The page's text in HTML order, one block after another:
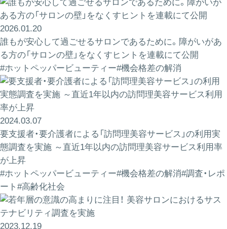
2026.01.20
誰もが安心して過ごせるサロンであるために。障がいがあ
る方の「サロンの壁」をなくすヒントを連載にて公開
#ホットペッパービューティー#機会格差の解消
2024.03.07
要支援者・要介護者による「訪問理美容サービス」の利用実
態調査を実施 ～直近1年以内の訪問理美容サービス利用率
が上昇
#ホットペッパービューティー#機会格差の解消#調査・レポ
ート #高齢化社会
2023.12.19